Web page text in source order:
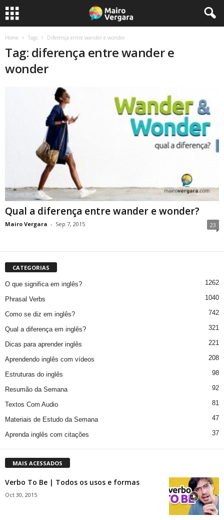
Home Tags Diferença entre wander e wonder
Tag: diferença entre wander e
wonder
Qual a diferença entre wander e wonder?
Mairo Vergara - Sep 7, 2015 23
CATEGORIAS
O que significa em inglês? 1262
Phrasal Verbs 1040
Como se diz em inglês? 742
Qual a diferença em inglês? 321
Dicas para aprender inglês 221
Aprendendo inglês com vídeos 208
Estruturas do inglês 98
Resumão da Semana 92
Textos Com Audio 81
Materiais de Estudo da Semana 47
Aprenda inglês com citações 37
MAIS ACESSADOS
Verbo To Be | Todos os usos e formas
Oct 30, 2015